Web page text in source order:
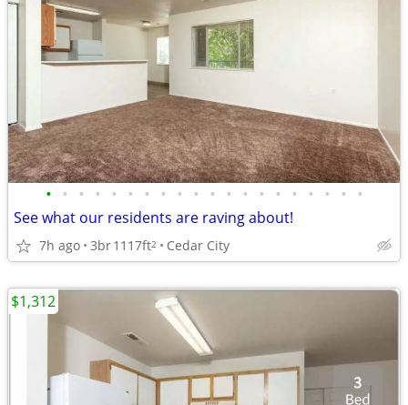
• • • • • • • • • • • • • • • • • • • •
See what our residents are raving about!
7h ago 3br1117ft2 Cedar City
$1,312